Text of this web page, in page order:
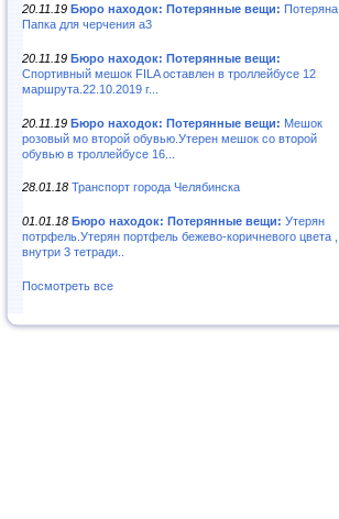
20.11.19 Бюро находок: Потерянные вещи: Потеряна
Папка для черчения а3
20.11.19 Бюро находок: Потерянные вещи:
Спортивный мешок FILA оставлен в троллейбусе 12
маршрута.22.10.2019 г...
20.11.19 Бюро находок: Потерянные вещи: Мешок
розовый мо второй обувью.Утерен мешок со второй
обувью в троллейбусе 16...
28.01.18 Транспорт города Челябинска
01.01.18 Бюро находок: Потерянные вещи: Утерян
потрфель.Утерян портфель бежево-коричневого цвета ,
внутри 3 тетради..
Посмотреть все